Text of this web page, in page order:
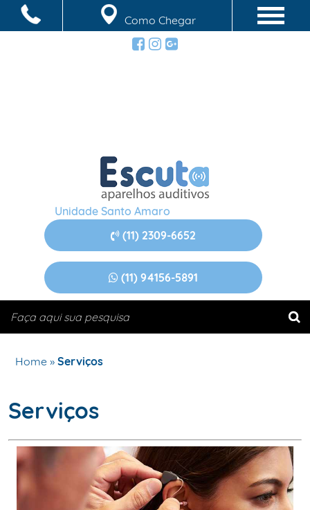
Como Chegar
Unidade Santo Amaro
(11) 2309-6652
(11) 94156-5891
Home » Serviços
Serviços